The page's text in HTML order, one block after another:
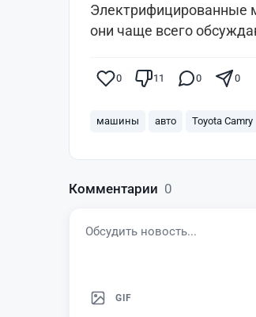
Электрифицированные
они чаще всего
0 11 0 0
машины авто Toyota Camry
Комментарии 0
GIF